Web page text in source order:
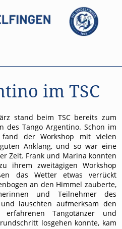
im TSC
stand beim TSC bereits zum
des Tango Argentino. Schon im
der Workshop mit vielen
Anklang, und so war eine
Zeit. Frank und Marina konnten
ihrem zweitägigen Workshop
das Wetter etwas verrückt
an den Himmel zauberte,
und Teilnehmer des
lauschten aufmerksam den
Tangotänzer und
losgehen konnte, kam